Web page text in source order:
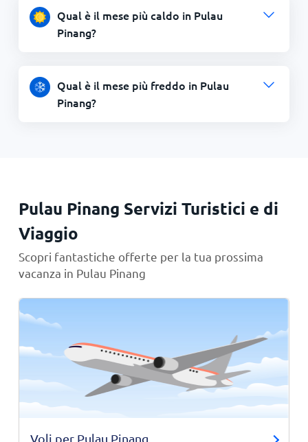
Qual è il mese più caldo in Pulau
Pinang?
Qual è il mese più freddo in Pulau
Pinang?
Pulau Pinang Servizi Turistici e di
Viaggio
Scopri fantastiche offerte per la tua prossima
vacanza in Pulau Pinang
Voli per Pulau Pinang